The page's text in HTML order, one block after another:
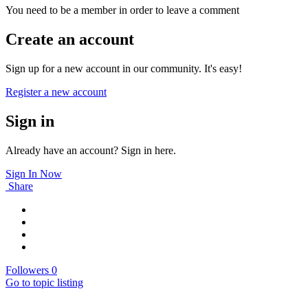
You need to be a member in order to leave a comment
Create an account
Sign up for a new account in our community. It's easy!
Register a new account
Sign in
Already have an account? Sign in here.
Sign In Now
Share
Followers 0
Go to topic listing